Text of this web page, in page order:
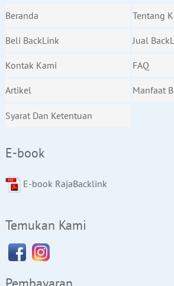
Beranda Tentang
Beli BackLink Jual
Kontak Kami FAQ
Artikel Manfaat
Syarat Dan Ketentuan
E-book
E-book RajaBacklink
Temukan Kami